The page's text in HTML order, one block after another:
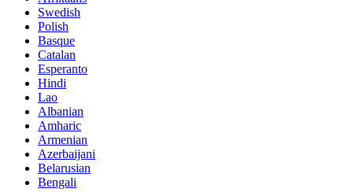
Swedish
Polish
Basque
Catalan
Esperanto
Hindi
Lao
Albanian
Amharic
Armenian
Azerbaijani
Belarusian
Bengali